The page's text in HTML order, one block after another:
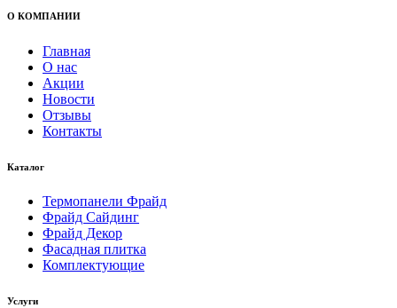
О КОМПАНИИ
Главная
О нас
Акции
Новости
Отзывы
Контакты
Каталог
Термопанели Фрайд
Фрайд Сайдинг
Фрайд Декор
Фасадная плитка
Комплектующие
Услуги